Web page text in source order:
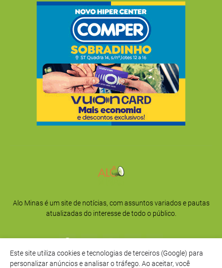
Alo Minas é um site de notícias, com assuntos variados e pautas
atualizadas do interesse de todo o público.
Este site utiliza cookies e tecnologias de terceiros (Google) para
personalizar anúncios e analisar o tráfego. Ao aceitar, você